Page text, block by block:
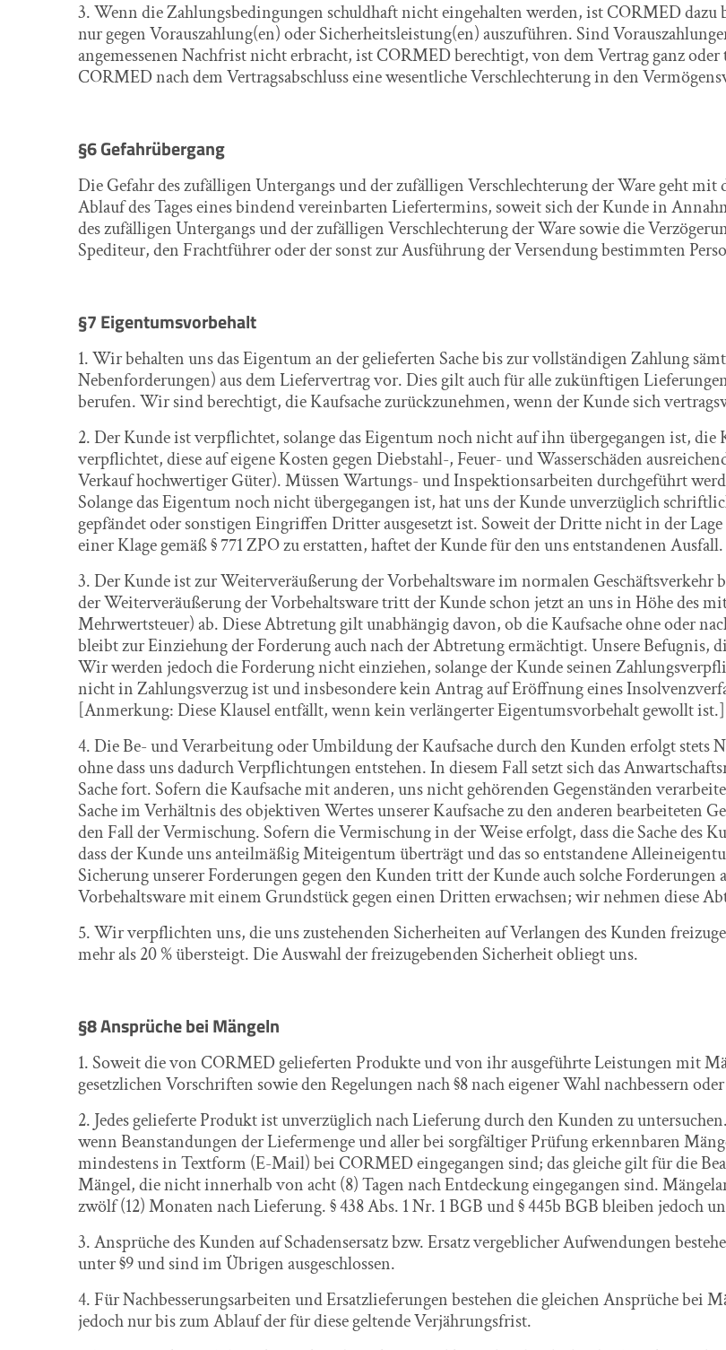
3. Wenn die Zahlungsbedingungen schuldhaft nicht eingehalten werden, ist CORMED
nur gegen Vorauszahlung(en) oder Sicherheitsleistung(en) auszuführen. Sind
angemessenen Nachfrist nicht erbracht, ist CORMED berechtigt, von dem Vertrag ganz
CORMED nach dem Vertragsabschluss eine wesentliche Verschlechterung in den
§6 Gefahrübergang
Die Gefahr des zufälligen Untergangs und der zufälligen Verschlechterung der Ware geht
Ablauf des Tages eines bindend vereinbarten Liefertermins, soweit sich der Kunde in
des zufälligen Untergangs und der zufälligen Verschlechterung der Ware sowie die
Spediteur, den Frachtführer oder der sonst zur Ausführung der Versendung bestimmten
§7 Eigentumsvorbehalt
1. Wir behalten uns das Eigentum an der gelieferten Sache bis zur vollständigen Zahlung
Nebenforderungen) aus dem Liefervertrag vor. Dies gilt auch für alle zukünftigen
berufen. Wir sind berechtigt, die Kaufsache zurückzunehmen, wenn der Kunde sich
2. Der Kunde ist verpflichtet, solange das Eigentum noch nicht auf ihn übergegangen ist, die
verpflichtet, diese auf eigene Kosten gegen Diebstahl-, Feuer- und Wasserschäden
Verkauf hochwertiger Güter). Müssen Wartungs- und Inspektionsarbeiten durchgeführt
Solange das Eigentum noch nicht übergegangen ist, hat uns der Kunde unverzüglich
gepfändet oder sonstigen Eingriffen Dritter ausgesetzt ist. Soweit der Dritte nicht in der
einer Klage gemäß § 771 ZPO zu erstatten, haftet der Kunde für den uns entstandenen Ausfall.
3. Der Kunde ist zur Weiterveräußerung der Vorbehaltsware im normalen Geschäftsverkehr
der Weiterveräußerung der Vorbehaltsware tritt der Kunde schon jetzt an uns in Höhe des
Mehrwertsteuer) ab. Diese Abtretung gilt unabhängig davon, ob die Kaufsache ohne oder
bleibt zur Einziehung der Forderung auch nach der Abtretung ermächtigt. Unsere Befugnis,
Wir werden jedoch die Forderung nicht einziehen, solange der Kunde seinen
nicht in Zahlungsverzug ist und insbesondere kein Antrag auf Eröffnung eines
[Anmerkung: Diese Klausel entfällt, wenn kein verlängerter Eigentumsvorbehalt gewollt ist.]
4. Die Be- und Verarbeitung oder Umbildung der Kaufsache durch den Kunden erfolgt stets
ohne dass uns dadurch Verpflichtungen entstehen. In diesem Fall setzt sich das
Sache fort. Sofern die Kaufsache mit anderen, uns nicht gehörenden Gegenständen
Sache im Verhältnis des objektiven Wertes unserer Kaufsache zu den anderen bearbeiteten
den Fall der Vermischung. Sofern die Vermischung in der Weise erfolgt, dass die Sache des
dass der Kunde uns anteilmäßig Miteigentum überträgt und das so entstandene
Sicherung unserer Forderungen gegen den Kunden tritt der Kunde auch solche
Vorbehaltsware mit einem Grundstück gegen einen Dritten erwachsen; wir nehmen diese
5. Wir verpflichten uns, die uns zustehenden Sicherheiten auf Verlangen des Kunden
mehr als 20 % übersteigt. Die Auswahl der freizugebenden Sicherheit obliegt uns.
§8 Ansprüche bei Mängeln
1. Soweit die von CORMED gelieferten Produkte und von ihr ausgeführte Leistungen mit
gesetzlichen Vorschriften sowie den Regelungen nach §8 nach eigener Wahl nachbessern
2. Jedes gelieferte Produkt ist unverzüglich nach Lieferung durch den Kunden zu
wenn Beanstandungen der Liefermenge und aller bei sorgfältiger Prüfung erkennbaren
mindestens in Textform (E-Mail) bei CORMED eingegangen sind; das gleiche gilt für die
Mängel, die nicht innerhalb von acht (8) Tagen nach Entdeckung eingegangen sind.
zwölf (12) Monaten nach Lieferung. § 438 Abs. 1 Nr. 1 BGB und § 445b BGB bleiben jedoch
3. Ansprüche des Kunden auf Schadensersatz bzw. Ersatz vergeblicher Aufwendungen
unter §9 und sind im Übrigen ausgeschlossen.
4. Für Nachbesserungsarbeiten und Ersatzlieferungen bestehen die gleichen Ansprüche bei
jedoch nur bis zum Ablauf der für diese geltende Verjährungsfrist.